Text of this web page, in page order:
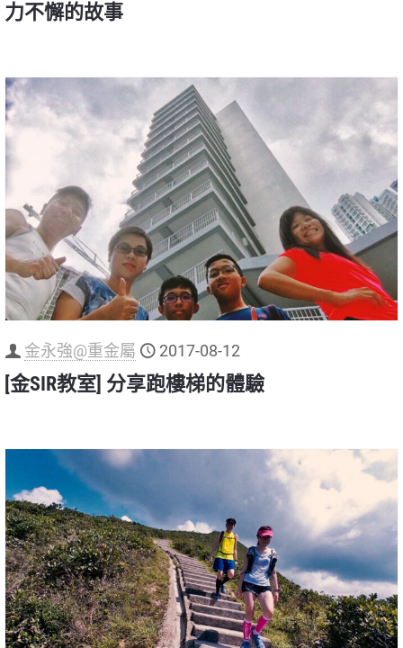
力不懈的故事
金永強@重金屬 2017-08-12
[金SIR教室] 分享跑樓梯的體驗